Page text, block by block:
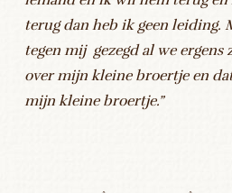
terug dan heb ik geen leiding.
tegen mij gezegd al we ergens
over mijn kleine broertje en
mijn kleine broertje.”